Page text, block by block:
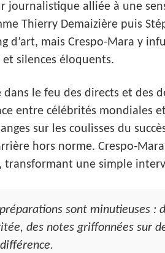
journalistique alliée à une
Thierry Demaizière puis
d’art, mais Crespo-Mara y
silences éloquents.
dans le feu des directs et des
entre célébrités mondiales
sur les coulisses du
hors norme. Crespo-
transformant une simple
sont minutieuses :
des notes griffonnées sur